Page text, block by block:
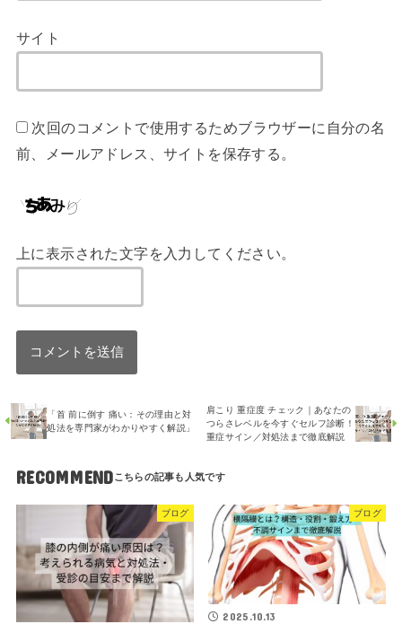
サイト
次回のコメントで使用するためブラウザーに自分の名
前、メールアドレス、サイトを保存する。
上に表示された文字を入力してください。
「首 前に倒す 痛い：その理由と対
処法を専門家がわかりやすく解説」
肩こり 重症度 チェック｜あなたの
つらさレベルを今すぐセルフ診断！
重症サイン／対処法まで徹底解説
RECOMMEND
ブログ ブログ
2025.10.13